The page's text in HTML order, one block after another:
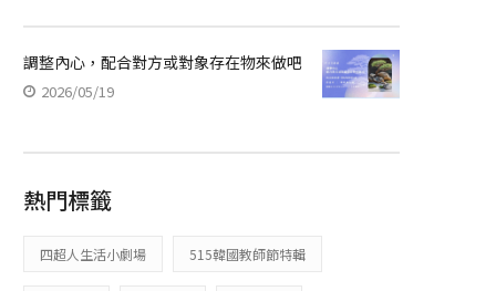
調整內心，配合對方或對象存在物來做吧
2026/05/19
熱門標籤
四超人生活小劇場 515韓國教師節特輯